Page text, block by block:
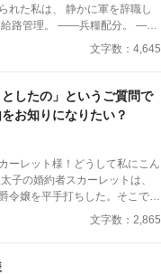
れた私は、 静かに軍を辞職し
、私の仕事だっ
で“なぜか全部上手く回ってい
えたことはありましたか？ こ
なかった兵站官（へいたんか
にだけ価値を見抜かれ、 人生
の最高機密ですので――！
文字数：4,645
としたの」というご質問で
お知りになりたい？
ーレット様！どうして私にこん
子の婚約者スカーレットは、
令嬢を平手打ちした。そこで返
てこんなことを」という質問で
、丁寧にご説明して差し上げ
るわよ？ ※小説になろうにも
文字数：2,865